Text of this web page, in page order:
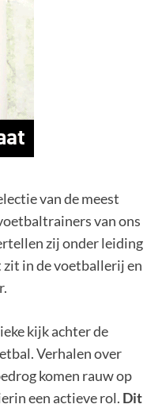
van de meest
van ons
zij onder leiding
zit in de voetballerij en
kijk achter de
Verhalen over
komen rauw op
een actieve rol. Dit